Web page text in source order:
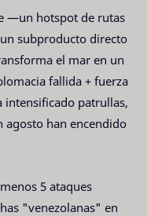
—un hotspot de rutas
subproducto directo
el mar en un
fallida + fuerza
intensificado patrullas,
agosto han encendido
5 ataques
"venezolanas" en